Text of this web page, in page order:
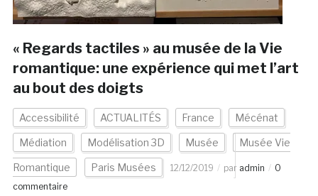
« Regards tactiles » au musée de la Vie
romantique: une expérience qui met l’art
au bout des doigts
Accessibilité ACTUALITÉS France Mécénat
Médiation Modélisation 3D Musée Musée Vie
Romantique Paris Musées 12/12/2019 par admin
0
commentaire